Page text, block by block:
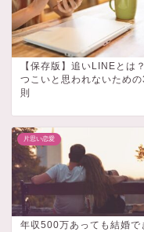
【保存版】追いLINEとは
つこいと思われないため
則
片思い恋愛
年収500万あっても結婚で